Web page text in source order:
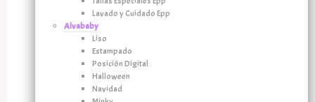
Lavado y Cuidado Epp
Alvababy
Liso
Estampado
Posición Digital
Halloween
Navidad